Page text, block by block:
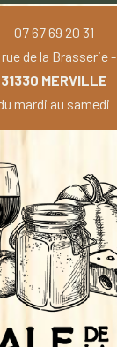
07 67 69 20 31
de la Brasserie -
31330 MERVILLE
mardi au samedi